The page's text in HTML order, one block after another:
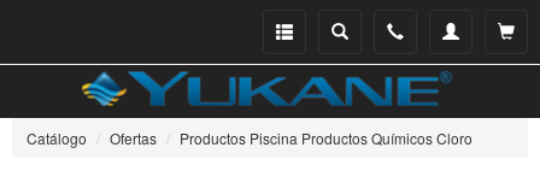
Ver
Mi
Teléfono
Buscar
Menu
Catálogo Ofertas Productos Piscina Productos Químicos Cloro